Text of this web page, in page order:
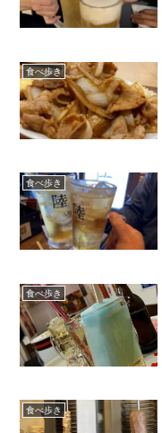
食べ歩き
食べ歩き
食べ歩き
食べ歩き